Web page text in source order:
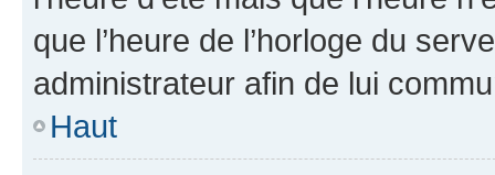
que l’heure de l’horloge du
administrateur afin de lui
Haut